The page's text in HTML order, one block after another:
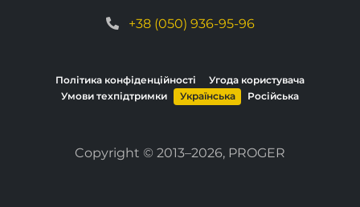
+38 (050) 936-95-96
Політика конфіденційності
Угода користувача
Умови техпідтримки
Українська Російська
Copyright © 2013–2026, PROGER